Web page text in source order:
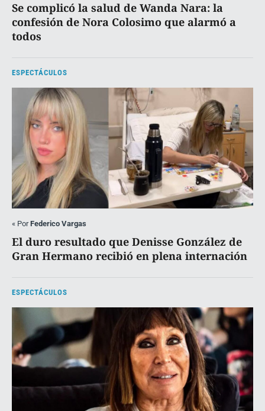
Se complicó la salud de Wanda Nara: la
confesión de Nora Colosimo que alarmó a
todos
ESPECTÁCULOS
« PorFederico Vargas
El duro resultado que Denisse González de
Gran Hermano recibió en plena internación
ESPECTÁCULOS